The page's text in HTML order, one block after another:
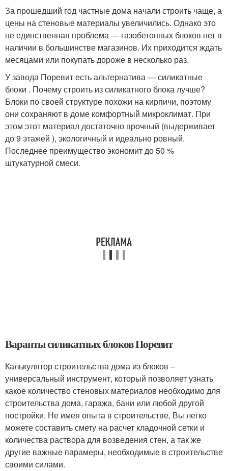
За прошедший год частные дома начали строить чаще, а
цены на стеновые материалы увеличились. Однако это
не единственная проблема — газобетонных блоков нет в
наличии в большинстве магазинов. Их приходится ждать
месяцами или покупать дороже в несколько раз.
У завода Поревит есть альтернатива — силикатные
блоки . Почему строить из силикатного блока лучше?
Блоки по своей структуре похожи на кирпичи, поэтому
они сохраняют в доме комфортный микроклимат. При
этом этот материал достаточно прочный (выдерживает
до 9 этажей ), экологичный и идеально ровный.
Последнее преимущество экономит до 50 %
штукатурной смеси.
Варанты силикатных блоков Поревит
Калькулятор строительства дома из блоков –
универсальный инструмент, который позволяет узнать
какое количество стеновых материалов необходимо для
строительства дома, гаража, бани или любой другой
постройки. Не имея опыта в строительстве, Вы легко
можете составить смету на расчет кладочной сетки и
количества раствора для возведения стен, а так же
другие важные парамеры, необходимые в строительстве
своими силами.